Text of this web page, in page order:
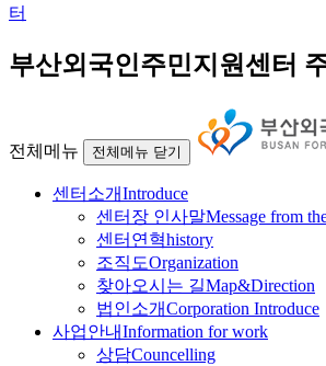
터
부산외국인주민지원센터
전체메뉴 전체메뉴 닫기
센터소개Introduce
센터장 인사말Message from
센터연혁history
조직도Organization
찾아오시는 길Map&Direction
법인소개Corporation Introduce
사업안내Information for work
상담Councelling